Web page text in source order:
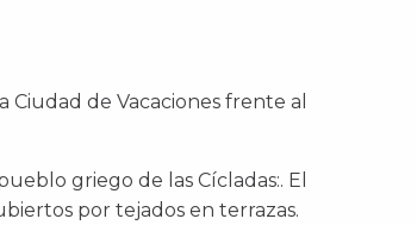
Ciudad de Vacaciones frente al
griego de las Cícladas:. El
por tejados en terrazas.